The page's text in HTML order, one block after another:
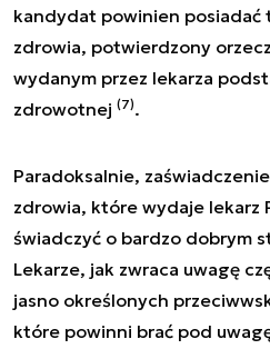
kandydat powinien posiadać
zdrowia, potwierdzony
wydanym przez lekarza
zdrowotnej (7).
Paradoksalnie,
zdrowia, które wydaje lekarz
świadczyć o bardzo dobrym
Lekarze, jak zwraca uwagę
jasno określonych
które powinni brać pod